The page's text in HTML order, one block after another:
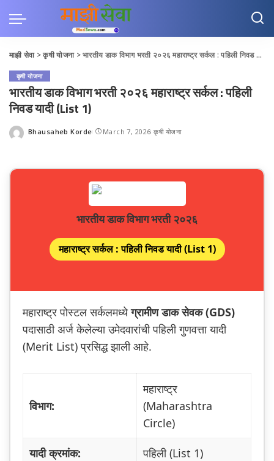
माझी सेवा>कृषी योजना>भारतीय डाक विभाग भरती २०२६ महाराष्ट्र सर्कल : पहिली निवड यादी (List 1)
कृषी योजना
भारतीय डाक विभाग भरती २०२६ महाराष्ट्र सर्कल : पहिली
निवड यादी (List 1)
Posted
Bhausaheb Korde March 7, 2026 कृषी योजना
भारतीय डाक विभाग भरती २०२६
महाराष्ट्र सर्कल : पहिली निवड यादी (List 1)
महाराष्ट्र पोस्टल सर्कलमध्येग्रामीण डाक सेवक (GDS)
पदासाठी अर्ज केलेल्या उमेदवारांची पहिली गुणवत्ता यादी
(Merit List) प्रसिद्ध झाली आहे.
विभाग:
महाराष्ट्र
(Maharashtra
Circle)
यादी क्रमांक: पहिली (List 1)